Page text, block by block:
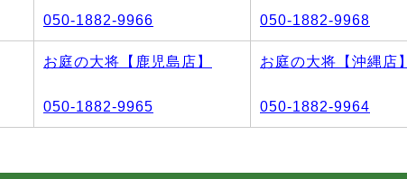
050-1882-9966 050-1882-9968
お庭の大将【鹿児島店】
050-1882-9965
お庭の大将【沖縄店】
050-1882-9964